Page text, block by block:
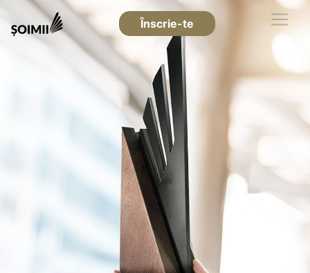
Înscrie-te